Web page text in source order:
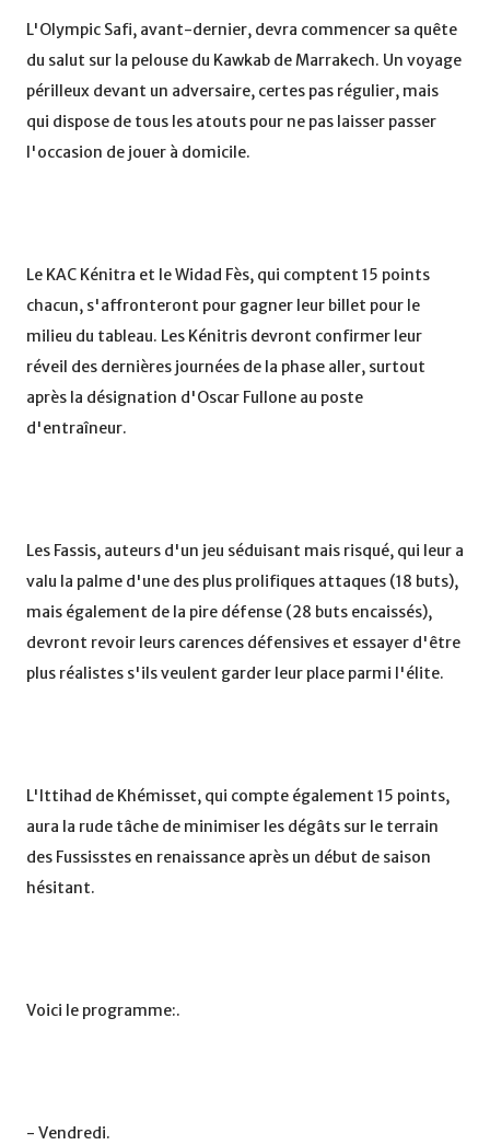
L'Olympic Safi, avant-dernier, devra commencer sa quête
du salut sur la pelouse du Kawkab de Marrakech. Un voyage
périlleux devant un adversaire, certes pas régulier, mais
qui dispose de tous les atouts pour ne pas laisser passer
l'occasion de jouer à domicile.
Le KAC Kénitra et le Widad Fès, qui comptent 15 points
chacun, s'affronteront pour gagner leur billet pour le
milieu du tableau. Les Kénitris devront confirmer leur
réveil des dernières journées de la phase aller, surtout
après la désignation d'Oscar Fullone au poste
d'entraîneur.
Les Fassis, auteurs d'un jeu séduisant mais risqué, qui leur a
valu la palme d'une des plus prolifiques attaques (18 buts),
mais également de la pire défense (28 buts encaissés),
devront revoir leurs carences défensives et essayer d'être
plus réalistes s'ils veulent garder leur place parmi l'élite.
L'Ittihad de Khémisset, qui compte également 15 points,
aura la rude tâche de minimiser les dégâts sur le terrain
des Fussisstes en renaissance après un début de saison
hésitant.
Voici le programme:.
- Vendredi.